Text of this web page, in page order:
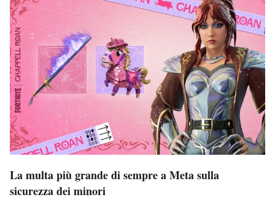
La multa più grande di sempre a Meta sulla
sicurezza dei minori